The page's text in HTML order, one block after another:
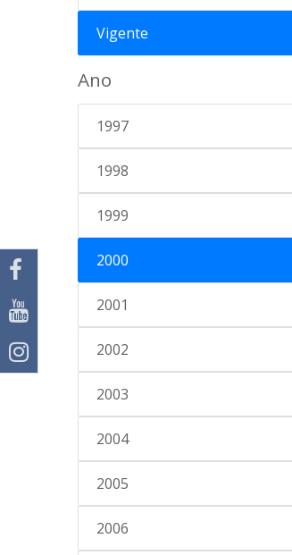
Vigente
Ano
1997
1998
1999
2000
2001
2002
2003
2004
2005
2006